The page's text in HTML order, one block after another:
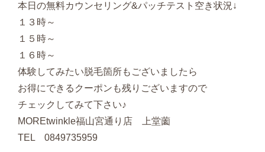
本日の無料カウンセリング&パッチテスト空き状況↓
１３時～
１５時～
１６時～
体験してみたい脱毛箇所もございましたら
お得にできるクーポンも残りございますので
チェックしてみて下さい♪
MOREtwinkle福山宮通り店 上堂薗
TEL 0849735959